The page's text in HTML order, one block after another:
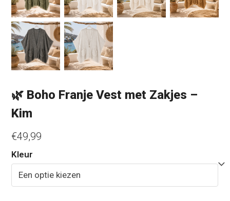
🌿 Boho Franje Vest met Zakjes –
Kim
€49,99
Kleur